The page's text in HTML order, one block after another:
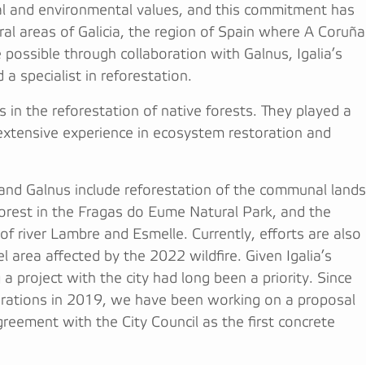
environmental values, and this commitment has
areas of Galicia, the region of Spain where A Coruña
through collaboration with Galnus, Igalia’s
a specialist in reforestation.
in the reforestation of native forests. They played a
experience in ecosystem restoration and
Galnus include reforestation of the communal lands
in the Fragas do Eume Natural Park, and the
river Lambre and Esmelle. Currently, efforts are also
affected by the 2022 wildfire. Given Igalia’s
project with the city had long been a priority. Since
in 2019, we have been working on a proposal
with the City Council as the first concrete